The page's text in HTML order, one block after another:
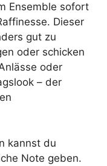
Ensemble sofort
Dieser
gut zu
oder schicken
oder
– der
kannst du
Note geben.